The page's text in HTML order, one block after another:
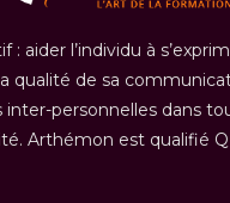
: aider l’individu à
qualité de sa
inter-personnelles dans
Arthémon est qualifié